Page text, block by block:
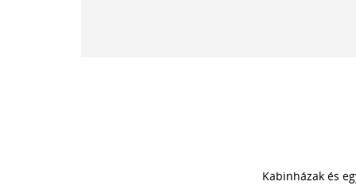
Kabinházak és